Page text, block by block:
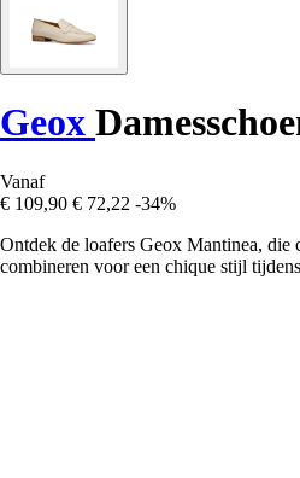
Geox
Vanaf
€ 109,90 € 72,22 -34%
Ontdek de loafers Geox Mantinea, die
combineren voor een chique stijl